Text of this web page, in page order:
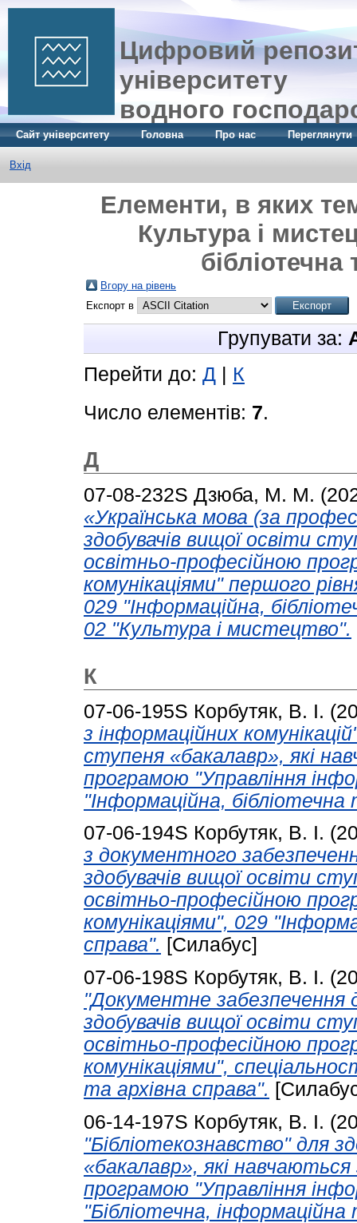
Цифровий
університету
водного
Сайт університету Головна Про нас Переглянути
Вхід
Елементи, в яких
Культура і
Вгору на рівень
Експорт в
Групувати за:
Перейти до: Д
К
Число елементів: 7.
Д
07-08-232S Дзюба, М. М.
«Українська мова (за
здобувачів вищої освіти
освітньо-професійною
комунікаціями" першого
029 "Інформаційна,
02 "Культура і мистецтво".
К
07-06-195S Корбутяк, В. І.
з інформаційних
ступеня «бакалавр», які
програмою "Управління
"Інформаційна, бібліотечна
07-06-194S Корбутяк, В. І.
з документного
здобувачів вищої освіти
освітньо-професійною
комунікаціями", 029
справа". [Силабус]
07-06-198S Корбутяк, В. І.
"Документне забезпечення
здобувачів вищої освіти
освітньо-професійною
комунікаціями",
та архівна справа".
06-14-197S Корбутяк, В. І.
"Бібліотекознавство" для
«бакалавр», які
програмою "Управління
"Бібліотечна, інформаційна